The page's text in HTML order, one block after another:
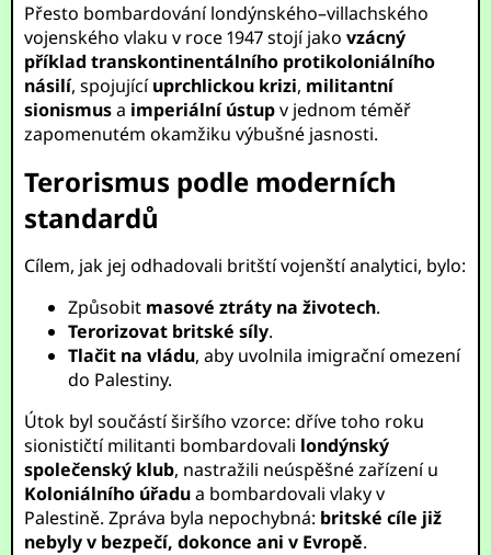
Přesto bombardování londýnského–villachského
vojenského vlaku v roce 1947 stojí jakovzácný
příklad transkontinentálního protikoloniálního
násilí, spojujícíuprchlickou krizi, militantní
sionismusa imperiální ústupv jednom téměř
zapomenutém okamžiku výbušné jasnosti.
Terorismus podle moderních
standardů
Cílem, jak jej odhadovali britští vojenští analytici, bylo:
Způsobit masové ztráty na životech.
Terorizovat britské síly.
Tlačit na vládu, aby uvolnila imigrační omezení
do Palestiny.
Útok byl součástí širšího vzorce: dříve toho roku
sionističtí militanti bombardovali londýnský
společenský klub, nastražili neúspěšné zařízení u
Koloniálního úřadua bombardovali vlaky v
Palestině. Zpráva byla nepochybná: britské cíle již
nebyly v bezpečí, dokonce ani v Evropě.